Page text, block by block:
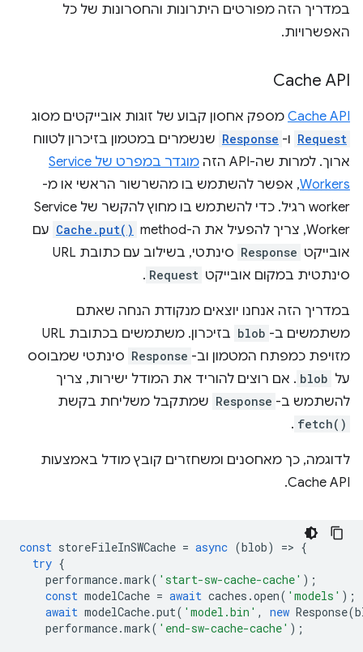
במדריך הזה מפורטים היתרונות והחסרונות של כל
האפשרויות.
Cache API
Cache API מספק אחסון קבוע של זוגות אובייקטים מסוג
Request ו- Response שנשמרים במטמון בזיכרון לטווח
ארוך. למרות שה-API הזה
מוגדר במפרט של Service
Workers, אפשר להשתמש בו מהשרשור הראשי או מ-
worker רגיל. כדי להשתמש בו מחוץ להקשר של Service
Worker, צריך להפעיל את ה-method‏
Cache.put() עם
אובייקט Response
סינתטי, בשילוב עם כתובת URL
סינתטית במקום אובייקט Request
.
במדריך הזה אנחנו יוצאים מנקודת הנחה שאתם
משתמשים ב- blob
בזיכרון. משתמשים בכתובת URL
מזויפת כמפתח המטמון וב- Response סינתטי שמבוסס
על blob . אם רוצים להוריד את המודל ישירות, צריך
להשתמש ב- Response שמתקבל משליחת בקשת
fetch()
.
לדוגמה, כך מאחסנים ומשחזרים קובץ מודל באמצעות
Cache API.
const storeFileInSWCache = async (blob) => {
try {
performance.mark( 'start-sw-cache-cache' );
const modelCache = await caches .open( 'models' );
await modelCache.put( 'model.bin' , new Response(
performance.mark( 'end-sw-cache-cache' );